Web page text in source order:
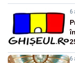
6
6